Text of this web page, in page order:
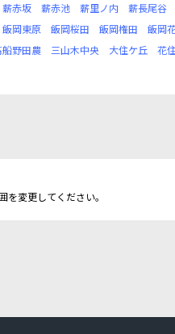
薪赤坂 薪赤池 薪里ノ内 薪長尾谷
飯岡東原 飯岡桜田 飯岡権田 飯岡
船野田農 三山木中央 大住ケ丘 花
変更してください。